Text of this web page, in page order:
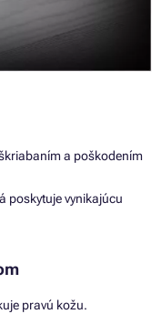
a poškodením
poskytuje vynikajúcu
pravú kožu.